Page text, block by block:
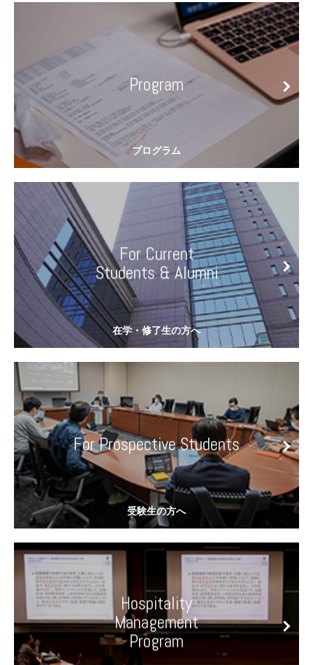
Program
For Current
Students & Alumni
For Prospective Students
Hospitality
Management
Program